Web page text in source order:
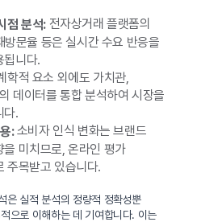
점 분석:전자상거래 플랫폼의
문율 등은 실시간 수요 반응을
됩니다.
학적 요소 외에도 가치관,
데이터를 통합 분석하여 시장을
다.
:소비자 인식 변화는 브랜드
미치므로, 온라인 평가
주목받고 있습니다.
은 실적 분석의 정량적 정확성뿐
으로 이해하는 데 기여합니다. 이는